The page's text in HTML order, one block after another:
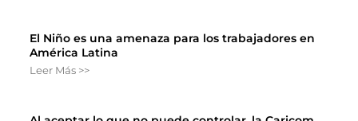
El Niño es una amenaza para los trabajadores en
América Latina
Leer Más >>